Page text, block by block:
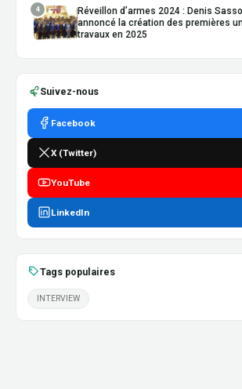
4
Réveillon d’armes 2024 : Denis
annoncé la création des premières
travaux en 2025
Suivez-nous
Facebook
X (Twitter)
YouTube
LinkedIn
Tags populaires
INTERVIEW